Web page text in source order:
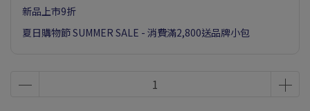
新品上市9折
夏日購物節 SUMMER SALE - 消費滿2,800送品牌小包